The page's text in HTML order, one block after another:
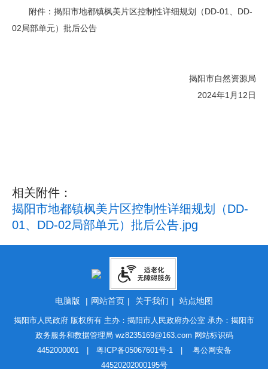
附件：揭阳市地都镇枫美片区控制性详细规划（DD-01、DD-
02局部单元）批后公告
揭阳市自然资源局
2024年1月12日
相关附件：
揭阳市地都镇枫美片区控制性详细规划（DD-
01、DD-02局部单元）批后公告.jpg
电脑版 | 网站首页 | 关于我们 | 站点地图
揭阳市人民政府 版权所有 主办：揭阳市人民政府办公室 承办：揭阳市
政务服务和数据管理局 wz8235169@163.com 网站标识码
4452000001 | 粤ICP备05067601号-1| 粤公网安备
44520202000195号